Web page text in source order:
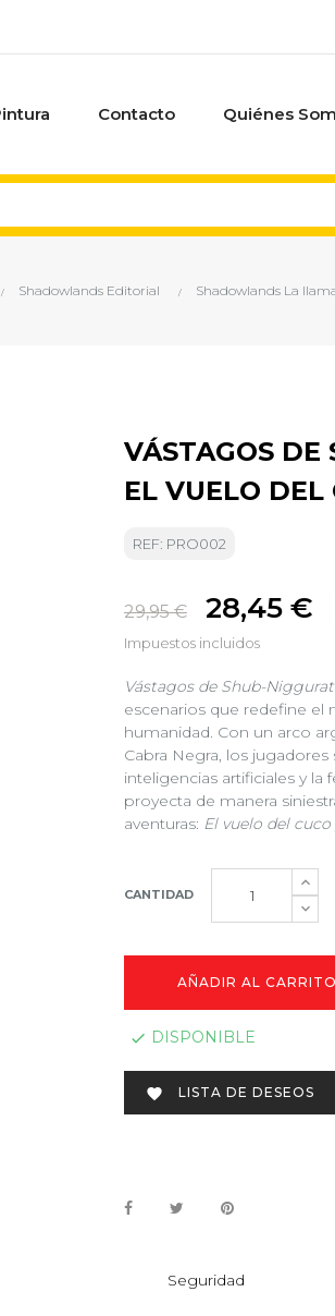
Contacto Quiénes
Shadowlands Editorial Shadowlands La
VÁSTAGOS
EL VUELO DEL
REF: PRO002
29,95 € 28,45 €
Impuestos incluidos
Vástagos de Shub-
escenarios que redefine el
humanidad. Con un arco
Cabra Negra, los
inteligencias artificiales y la
proyecta de manera
aventuras: El vuelo del cuco
CANTIDAD
AÑADIR AL CARRITO
 DISPONIBLE
 LISTA DE DESEOS
Seguridad